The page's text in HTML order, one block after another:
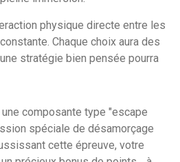
physique directe entre les
Chaque choix aura des
stratégie bien pensée pourra
composante type "escape
spéciale de désamorçage
cette épreuve, votre